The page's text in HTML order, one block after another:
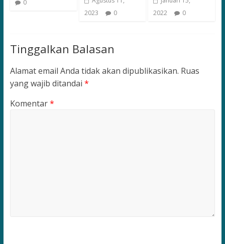
0
2023
0
2022
0
Tinggalkan Balasan
Alamat email Anda tidak akan dipublikasikan. Ruas
yang wajib ditandai *
Komentar*